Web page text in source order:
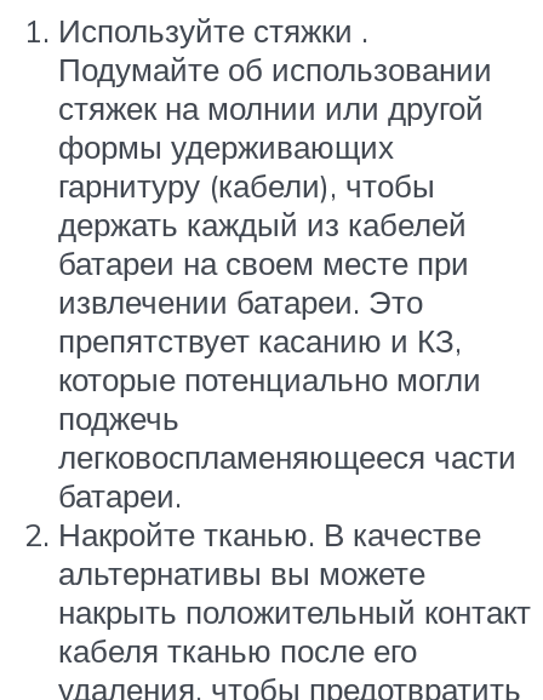
Используйте стяжки .
Подумайте об использовании
стяжек на молнии или другой
формы удерживающих
гарнитуру (кабели), чтобы
держать каждый из кабелей
батареи на своем месте при
извлечении батареи. Это
препятствует касанию и КЗ,
которые потенциально могли
поджечь
легковоспламеняющееся части
батареи.
Накройте тканью. В качестве
альтернативы вы можете
накрыть положительный контакт
кабеля тканью после его
удаления, чтобы предотвратить